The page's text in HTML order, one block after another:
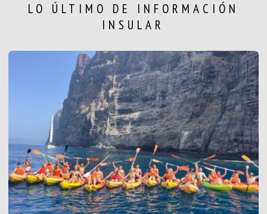
LO ÚLTIMO DE INFORMACIÓN
INSULAR